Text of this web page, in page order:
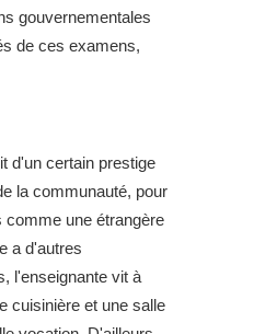
gouvernementales
de ces examens,
d'un certain prestige
la communauté, pour
comme une étrangère
a d'autres
l'enseignante vit à
cuisinière et une salle